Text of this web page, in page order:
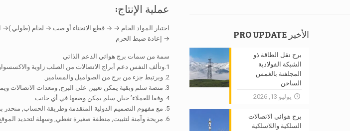
عملية الإنتاج:
اختبار المواد الخام → → قطع الانحناء أو صب → لحام
→ إعادة ضبط الحزم
سمة من سمات برج هوائي الدعم الذاتي
1.وتألف النفس دعم أبراج الاتصالات من الصلب زاوية والاكسسوار, والمواد الرئيسية هي زاوية الصلب.
2. ويرتبط جزء من برج من الصواميل والمسامير.
3. منصة سلم وبقية يمكن تعيين على البرج, ومعدات الاتصالات ويمكن أيضا أن يتم تعيين هناك مع سلامة عالية.
4. وفقا للعملاء’ خيار, سلم يمكن وضعها في أي جانب.
5. مع مفهوم التصميم الدولية المتقدمة وطريقة الحساب, منحدر برج يمكن تعديلها وفقا الجيولوجيا والمناخ.
6. مريحة وآمنة لتثبيت, منطقة صغيرة تغطي, وسهلة لتحديد الموقع.
الأخير PRO UPDATE
برج نقل الطاقة ذو
الشبكة الفولاذية
المجلفنة بالغمس
الساخن
يوليو 13, 2026
برج هوائي الاتصالات
السلكية واللاسلكية